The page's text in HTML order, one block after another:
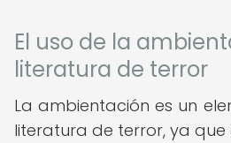
El uso de la
literatura de terror
La ambientación es un
literatura de terror, ya